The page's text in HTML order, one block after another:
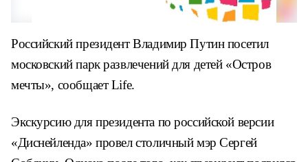
Российский президент Владимир Путин посетил
московский парк развлечений для детей «Остров
мечты», сообщает Life.
Экскурсию для президента по российской версии
«Диснейленда» провел столичный мэр Сергей